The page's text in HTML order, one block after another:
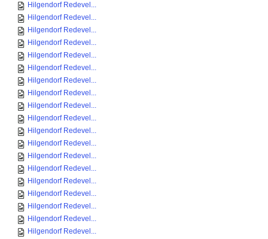
Hilgendorf Redevel...
Hilgendorf Redevel...
Hilgendorf Redevel...
Hilgendorf Redevel...
Hilgendorf Redevel...
Hilgendorf Redevel...
Hilgendorf Redevel...
Hilgendorf Redevel...
Hilgendorf Redevel...
Hilgendorf Redevel...
Hilgendorf Redevel...
Hilgendorf Redevel...
Hilgendorf Redevel...
Hilgendorf Redevel...
Hilgendorf Redevel...
Hilgendorf Redevel...
Hilgendorf Redevel...
Hilgendorf Redevel...
Hilgendorf Redevel...